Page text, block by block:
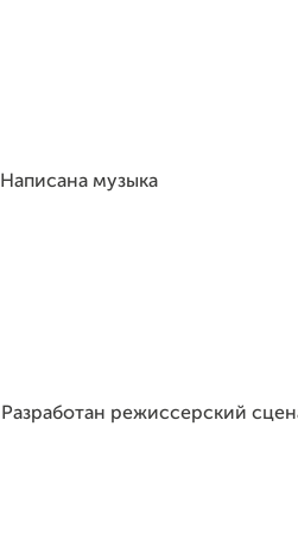
Написана музыка
Разработан режиссерский